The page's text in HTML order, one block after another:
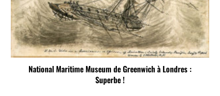
National Maritime Museum de Greenwich à Londres :
Superbe !